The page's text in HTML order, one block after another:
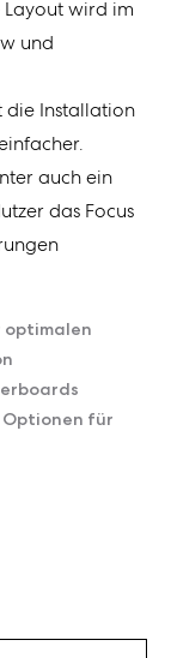
wird im
und
die Installation
auch ein
das Focus
optimalen
für